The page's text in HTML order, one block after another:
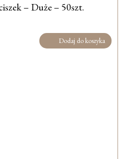
– Duże – 50szt.
Dodaj do koszyka